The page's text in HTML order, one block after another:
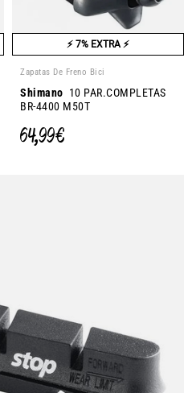
⚡ 7% EXTRA ⚡
Zapatas De Freno Bici
Shimano 10 PAR.COMPLETAS
BR-4400 M50T
64,99 €